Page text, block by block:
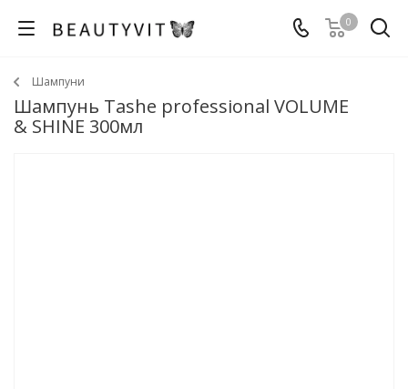
0
Шампуни
Шампунь Tashe professional VOLUME
& SHINE 300мл